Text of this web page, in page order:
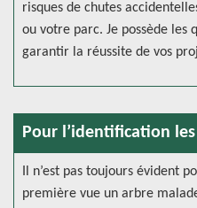
risques de chutes
ou votre parc. Je possède les
garantir la réussite de vos
Pour l’identification
Il n’est pas toujours évident
première vue un arbre